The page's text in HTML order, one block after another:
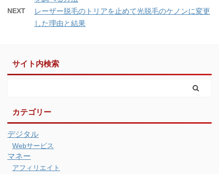
NEXT
レーザー脱毛のトリアを止めて光脱毛のケノンに変更
した理由と結果
サイト内検索
カテゴリー
デジタル
Webサービス
マネー
アフィリエイト